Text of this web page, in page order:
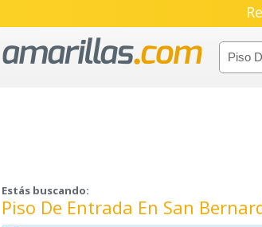
Estás buscando:
Piso De Entrada En San